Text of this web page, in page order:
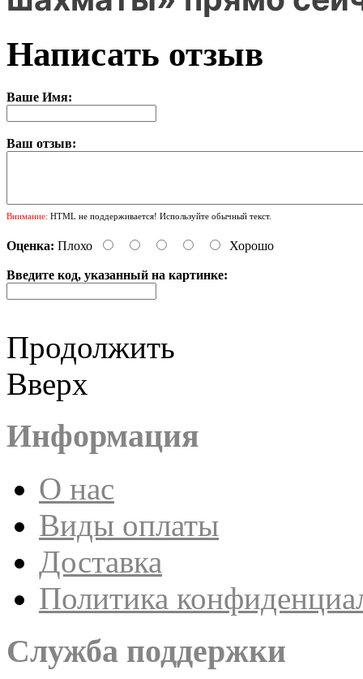
Написать отзыв
Ваше Имя:
Ваш отзыв:
Внимание: HTML не поддерживается! Используйте обычный текст.
Оценка: Плохо Хорошо
Введите код, указанный на картинке:
Продолжить
Вверх
Информация
О нас
Виды оплаты
Доставка
Политика
Служба поддержки